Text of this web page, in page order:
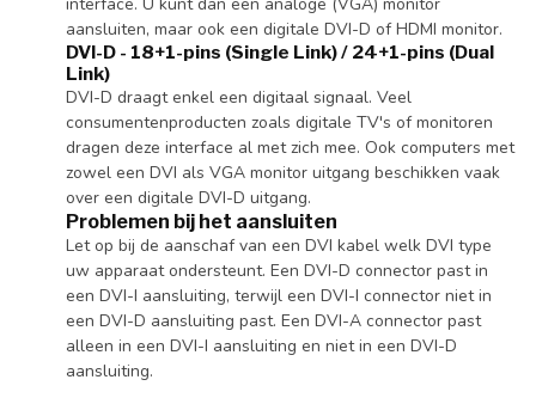
aansluiten, maar ook een digitale DVI-D of HDMI monitor.
DVI-D - 18+1-pins (Single Link) / 24+1-pins (Dual
Link)
DVI-D draagt enkel een digitaal signaal. Veel
consumentenproducten zoals digitale TV's of monitoren
dragen deze interface al met zich mee. Ook computers met
zowel een DVI als VGA monitor uitgang beschikken vaak
over een digitale DVI-D uitgang.
Problemen bij het aansluiten
Let op bij de aanschaf van een DVI kabel welk DVI type
uw apparaat ondersteunt. Een DVI-D connector past in
een DVI-I aansluiting, terwijl een DVI-I connector niet in
een DVI-D aansluiting past. Een DVI-A connector past
alleen in een DVI-I aansluiting en niet in een DVI-D
aansluiting.